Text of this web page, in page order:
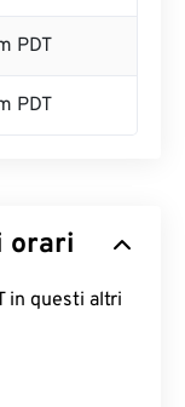
PDT
PDT
orari
in questi altri